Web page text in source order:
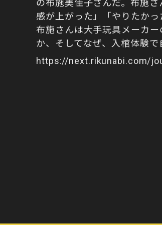
の布施美佳子さんだ。布施
感が上がった」「やりたか
布施さんは大手玩具メーカ
か、そしてなぜ、入棺体験で
https://next.rikunabi.com/